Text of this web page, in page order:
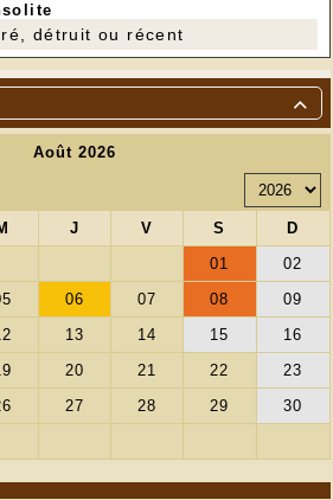

détruit ou récent